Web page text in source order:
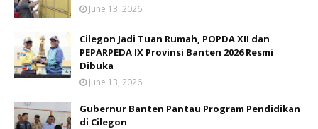
June 13, 2026
Cilegon Jadi Tuan Rumah, POPDA XII dan
PEPARPEDA IX Provinsi Banten 2026 Resmi
Dibuka
June 13, 2026
Gubernur Banten Pantau Program Pendidikan
di Cilegon